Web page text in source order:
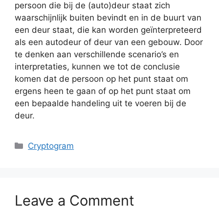
persoon die bij de (auto)deur staat zich
waarschijnlijk buiten bevindt en in de buurt van
een deur staat, die kan worden geïnterpreteerd
als een autodeur of deur van een gebouw. Door
te denken aan verschillende scenario’s en
interpretaties, kunnen we tot de conclusie
komen dat de persoon op het punt staat om
ergens heen te gaan of op het punt staat om
een bepaalde handeling uit te voeren bij de
deur.
Categories
Cryptogram
Leave a Comment